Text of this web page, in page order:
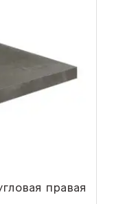
правая